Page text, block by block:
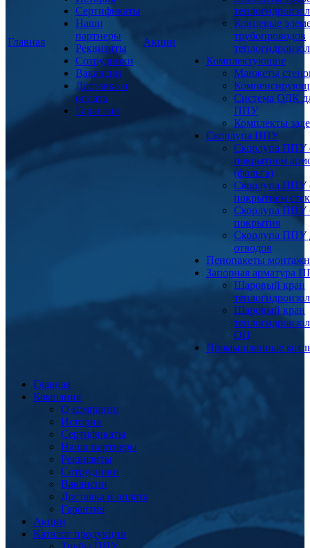
Главная
Сертификаты
Наши
партнеры
Реквизиты
Сотрудники
Вакансии
Доставка и
оплата
Гарантия
Акции
Концевые
трубопроводов
Комплектующие
Манжеты
Система ОДК
ППУ
Комплекты
Скорлупа ППУ
Скорлупа ППУ
покрытием
(фольга)
Скорлупа ППУ
покрытием
Скорлупа ППУ
покрытия
Скорлупа ППУ
отводов
Пенопакеты
Запорная арматура
Шаровый кран
Шаровый кран
ОЦ
Промышленные
Главная
Компания
О компании
История
Сертификаты
Наши партнеры
Реквизиты
Сотрудники
Вакансии
Доставка и оплата
Гарантия
Акции
Каталог продукции